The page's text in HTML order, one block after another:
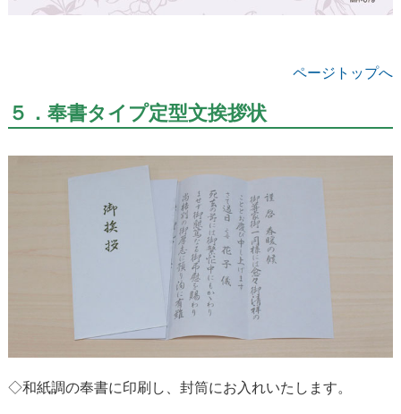
ページトップへ
５．奉書タイプ定型文挨拶状
◇和紙調の奉書に印刷し、封筒にお入れいたします。